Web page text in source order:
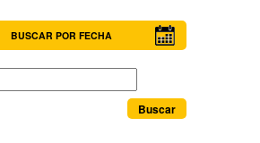
BUSCAR POR FECHA